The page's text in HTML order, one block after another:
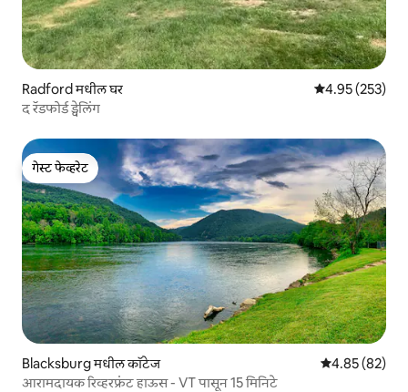
Radford मधील घर 5 पैकी 4.95
4.95 (253)
द रॅडफोर्ड ड्वेलिंग
गेस्ट फेव्हरेट
गेस्ट फेव्हरेट
Blacksburg मधील कॉटेज 5 पैकी 4.85
4.85 (82)
आरामदायक रिव्हरफ्रंट हाऊस - VT पासून 15 मिनिटे